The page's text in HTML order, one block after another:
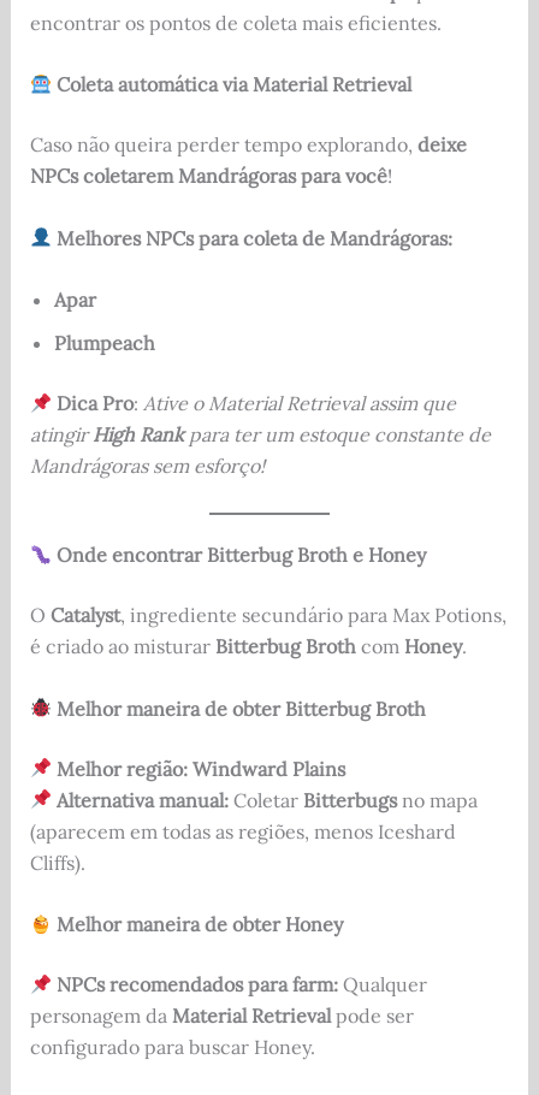
encontrar os pontos de coleta mais eficientes.
Coleta automática via Material Retrieval
Caso não queira perder tempo explorando, deixe
NPCs coletarem Mandrágoras para você!
Melhores NPCs para coleta de Mandrágoras:
Apar
Plumpeach
Dica Pro: Ative o Material Retrieval assim que
atingirHigh Rankpara ter um estoque constante de
Mandrágoras sem esforço!
Onde encontrar Bitterbug Broth e Honey
O Catalyst, ingrediente secundário para Max Potions,
é criado ao misturar Bitterbug Brothcom Honey.
Melhor maneira de obter Bitterbug Broth
Melhor região: Windward Plains
Alternativa manual:Coletar Bitterbugsno mapa
(aparecem em todas as regiões, menos Iceshard
Cliffs).
Melhor maneira de obter Honey
NPCs recomendados para farm:Qualquer
personagem da Material Retrievalpode ser
configurado para buscar Honey.